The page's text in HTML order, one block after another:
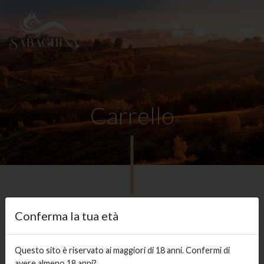
Carrello
Nessun Prodotto nel carrello
Conferma la tua età
Questo sito è riservato ai maggiori di 18 anni. Confermi di